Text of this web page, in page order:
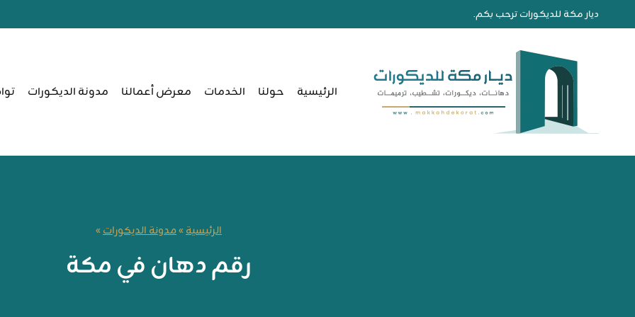
إلى
ديار مكة للديكورات ترحب بكم.
الرئيسية حولنا الخدمات معرض أعمالنا مدونة الديكورات
الرئيسية»مدونة الديكورات»
رقم دهان في مكة